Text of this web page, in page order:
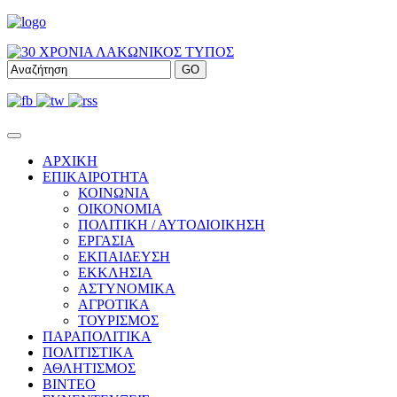
ΑΡΧΙΚΗ
ΕΠΙΚΑΙΡΟΤΗΤΑ
ΚΟΙΝΩΝΙΑ
ΟΙΚΟΝΟΜΙΑ
ΠΟΛΙΤΙΚΗ / ΑΥΤΟΔΙΟΙΚΗΣΗ
ΕΡΓΑΣΙΑ
ΕΚΠΑΙΔΕΥΣΗ
ΕΚΚΛΗΣΙΑ
ΑΣΤΥΝΟΜΙΚΑ
ΑΓΡΟΤΙΚΑ
ΤΟΥΡΙΣΜΟΣ
ΠΑΡΑΠΟΛΙΤΙΚΑ
ΠΟΛΙΤΙΣΤΙΚΑ
ΑΘΛΗΤΙΣΜΟΣ
ΒΙΝΤΕΟ